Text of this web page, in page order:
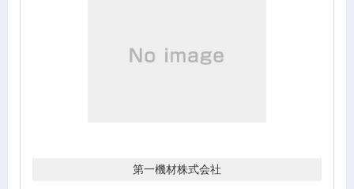
第一機材株式会社